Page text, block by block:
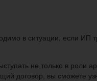
в ситуации, если
не только в роли
договор, вы сможете